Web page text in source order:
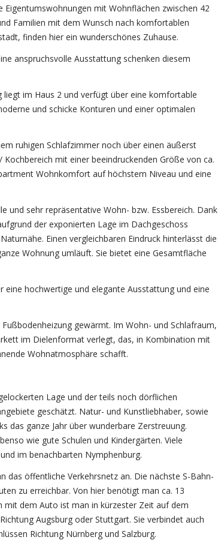
mit Wohnflächen zwischen 42
Familien mit dem Wunsch nach komfortablen
finden hier ein wunderschönes Zuhause.
anspruchsvolle Ausstattung schenken diesem
im Haus 2 und verfügt über eine komfortable
und schicke Konturen und einer optimalen
ruhigen Schlafzimmer noch über einen äußerst
mit einer beeindruckenden Größe von ca.
Wohnkomfort auf höchstem Niveau und eine
und sehr repräsentative Wohn- bzw. Essbereich. Dank
der exponierten Lage im Dachgeschoss
Einen vergleichbaren Eindruck hinterlässt die
Wohnung umläuft. Sie bietet eine Gesamtfläche
hochwertige und elegante Ausstattung und eine
gewärmt. Im Wohn- und Schlafraum,
im Dielenformat verlegt, das, in Kombination mit
Wohnatmosphäre schafft.
Lage und der teils noch dörflichen
geschätzt. Natur- und Kunstliebhaber, sowie
das ganze Jahr über wunderbare Zerstreuung.
wie gute Schulen und Kindergärten. Viele
im benachbarten Nymphenburg.
das öffentliche Verkehrsnetz an. Die nächste S-Bahn-
zu erreichbar. Von hier benötigt man ca. 13
mit dem Auto ist man in kürzester Zeit auf dem
Augsburg oder Stuttgart. Sie verbindet auch
Richtung Nürnberg und Salzburg.